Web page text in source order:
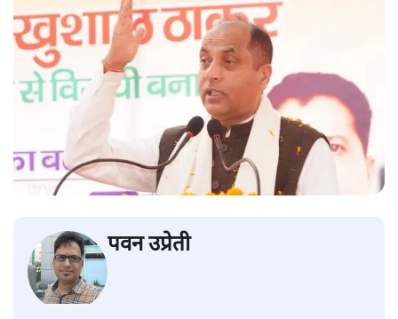
हिमाचल: क्यों मिली बीजेपी को इतनी
बड़ी हार?; सीएम को बदलने की चर्चा
हिमाचल| पवन उप्रेती 3 NOV, 2021